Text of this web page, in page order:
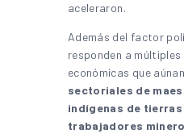
aceleraron.
Además del factor
responden a
económicas que aúnan
sectoriales de
indígenas de tierras
trabajadores